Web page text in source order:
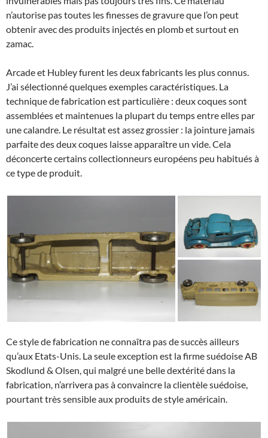
n’autorise pas toutes les finesses de gravure que l’on peut
obtenir avec des produits injectés en plomb et surtout en
zamac.
Arcade et Hubley furent les deux fabricants les plus connus.
J’ai sélectionné quelques exemples caractéristiques. La
technique de fabrication est particulière : deux coques sont
assemblées et maintenues la plupart du temps entre elles par
une calandre. Le résultat est assez grossier : la jointure jamais
parfaite des deux coques laisse apparaître un vide. Cela
déconcerte certains collectionneurs européens peu habitués à
ce type de produit.
Ce style de fabrication ne connaîtra pas de succès ailleurs
qu’aux Etats-Unis. La seule exception est la firme suédoise AB
Skodlund & Olsen, qui malgré une belle dextérité dans la
fabrication, n’arrivera pas à convaincre la clientèle suédoise,
pourtant très sensible aux produits de style américain.